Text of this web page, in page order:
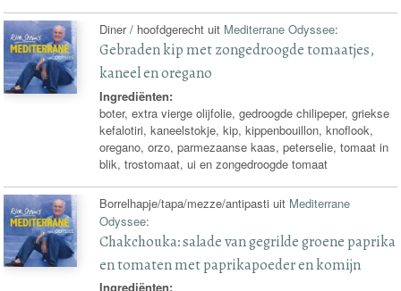
Diner / hoofdgerecht uit Mediterrane Odyssee:
Gebraden kip met zongedroogde tomaatjes,
kaneel en oregano
Ingrediënten:
boter, extra vierge olijfolie, gedroogde chilipeper, griekse
kefalotiri, kaneelstokje, kip, kippenbouillon, knoflook,
oregano, orzo, parmezaanse kaas, peterselie, tomaat in
blik, trostomaat, ui en zongedroogde tomaat
Borrelhapje/tapa/mezze/antipasti uit Mediterrane
Odyssee:
Chakchouka: salade van gegrilde groene paprika
en tomaten met paprikapoeder en komijn
Ingrediënten: